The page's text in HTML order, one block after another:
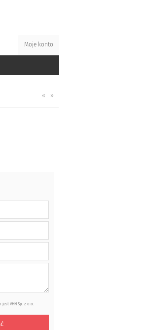
Moje konto
« »
VHN Sp. z o.o.